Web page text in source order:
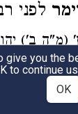
לפני
(מ"ה ב')
ומר בר
לקמי'
give you the
to continue
OK